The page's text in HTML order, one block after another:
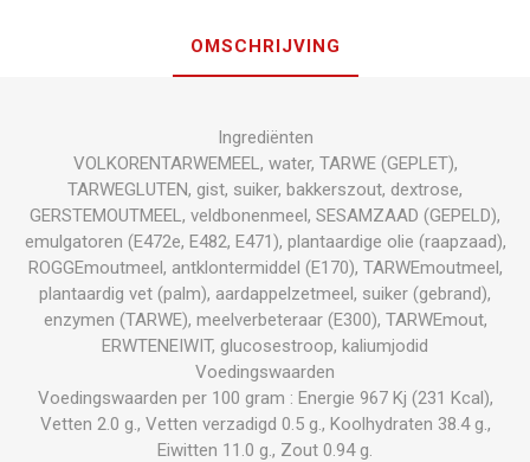
OMSCHRIJVING
Ingrediënten
VOLKORENTARWEMEEL, water, TARWE (GEPLET),
TARWEGLUTEN, gist, suiker, bakkerszout, dextrose,
GERSTEMOUTMEEL, veldbonenmeel, SESAMZAAD (GEPELD),
emulgatoren (E472e, E482, E471), plantaardige olie (raapzaad),
ROGGEmoutmeel, antklontermiddel (E170), TARWEmoutmeel,
plantaardig vet (palm), aardappelzetmeel, suiker (gebrand),
enzymen (TARWE), meelverbeteraar (E300), TARWEmout,
ERWTENEIWIT, glucosestroop, kaliumjodid
Voedingswaarden
Voedingswaarden per 100 gram : Energie 967 Kj (231 Kcal),
Vetten 2.0 g., Vetten verzadigd 0.5 g., Koolhydraten 38.4 g.,
Eiwitten 11.0 g., Zout 0.94 g.